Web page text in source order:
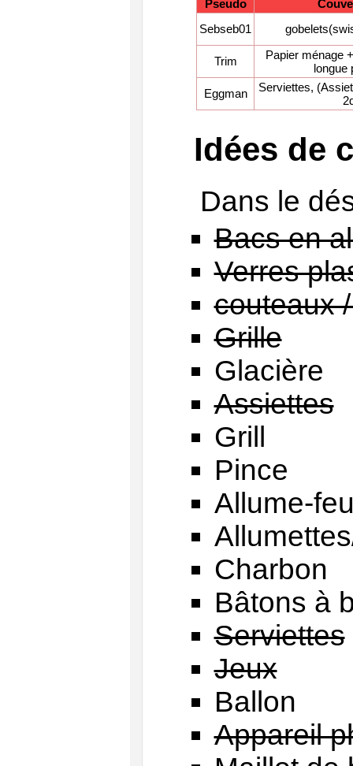
Pseudo
Sebseb01
Trim
Papier ménage
longue
Eggman
Serviettes,
Idées de
Dans le
Bacs en
Verres
couteaux
Grille
Glacière
Assiettes
Grill
Pince
Allume-
Charbon
Bâtons à
Serviettes
Jeux
Ballon
Appareil